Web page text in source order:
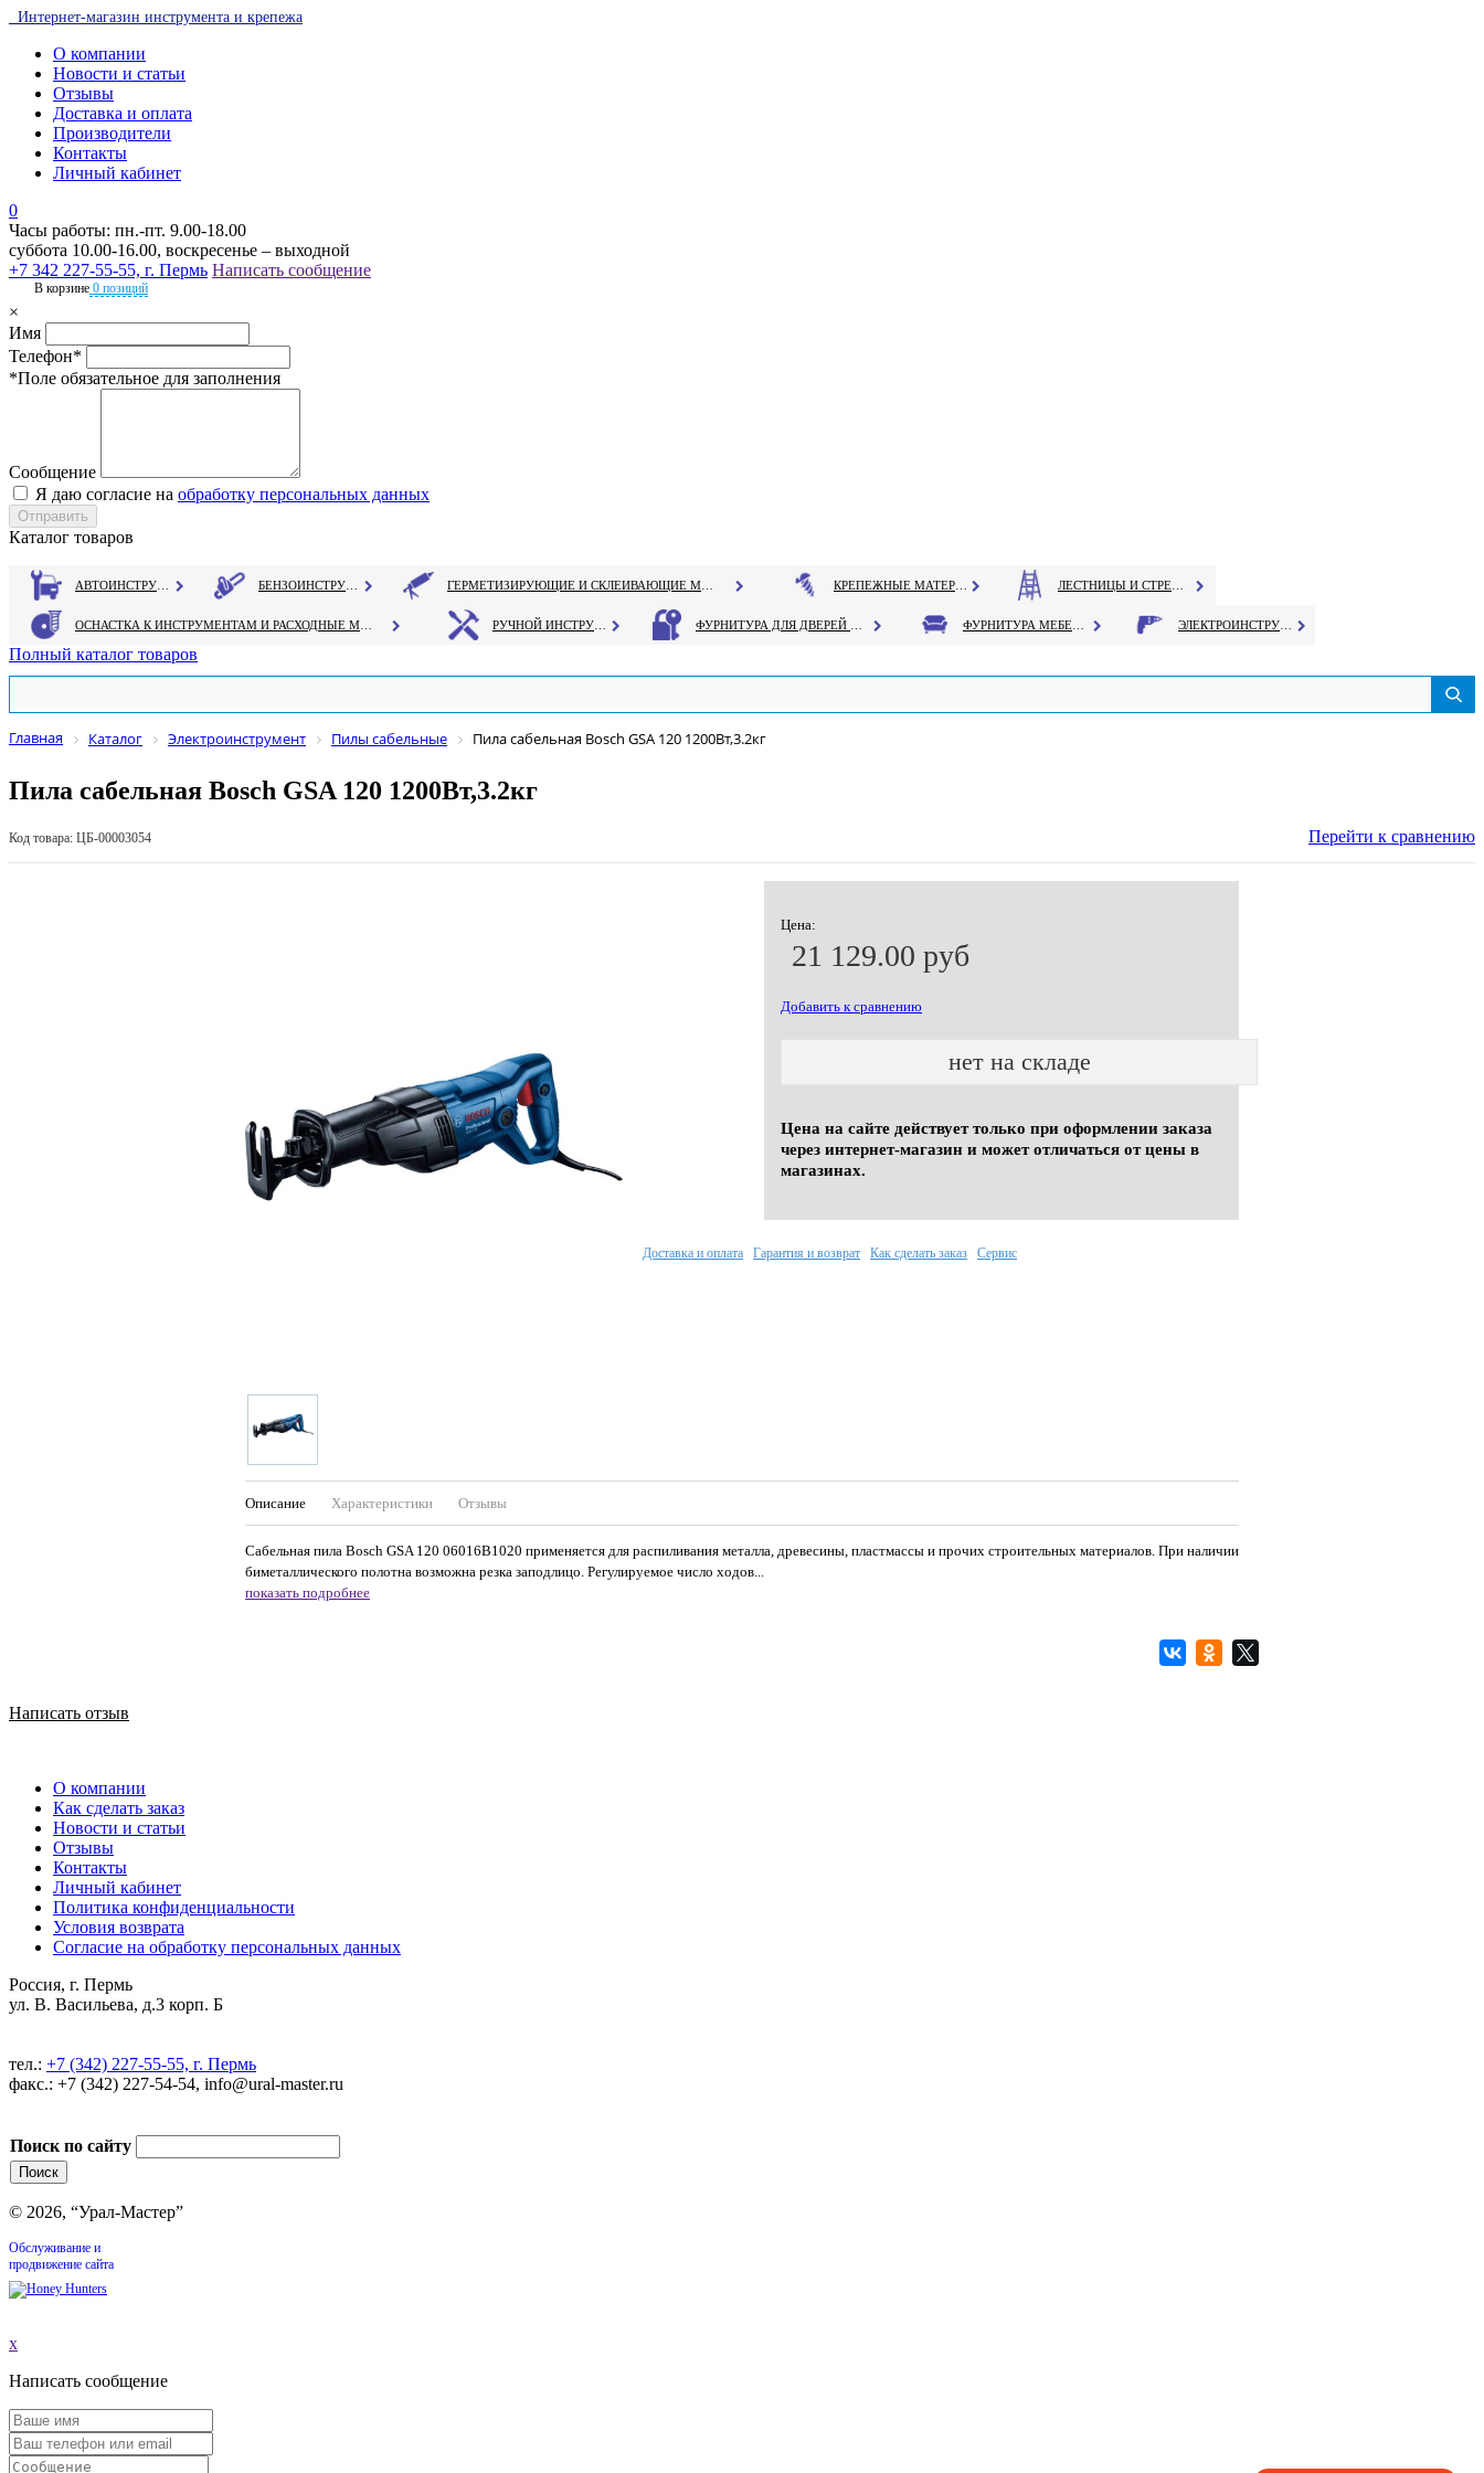
Интернет-магазин инструмента и крепежа
О компании
Новости и статьи
Отзывы
Доставка и оплата
Производители
Контакты
Личный кабинет
0
Часы работы: пн.-пт. 9.00-18.00
суббота 10.00-16.00, воскресенье – выходной
+7 342 227-55-55, г. Пермь Написать сообщение
В корзине 0 позиций
×
Имя
Телефон*
*Поле обязательное для заполнения
Сообщение
Я даю согласие на обработку персональных данных
Каталог товаров
Полный каталог товаров
Главная Каталог Электроинструмент Пилы сабельные Пила сабельная Bosch GSA 120 1200Вт,3.2кг
Пила сабельная Bosch GSA 120 1200Вт,3.2кг
Код товара: ЦБ-00003054 Перейти к сравнению
Цена:
21 129.00 руб
Добавить к сравнению
нет на складе
Цена на сайте действует только при оформлении заказа
через интернет-магазин и может отличаться от цены в
магазинах.
Описание Характеристики Отзывы
Сабельная пила Bosch GSA 120 06016B1020 применяется для распиливания металла, древесины, пластмассы и прочих строительных материалов. При наличии
биметаллического полотна возможна резка заподлицо. Регулируемое число ходов...
показать подробнее
Доставка и оплата Гарантия и возврат Как сделать заказ Сервис
Написать отзыв
О компании
Как сделать заказ
Новости и статьи
Отзывы
Контакты
Личный кабинет
Политика конфиденциальности
Условия возврата
Согласие на обработку персональных данных
Россия, г. Пермь
ул. В. Васильева, д.3 корп. Б
тел.: +7 (342) 227-55-55, г. Пермь
факс.: +7 (342) 227-54-54, info@ural-master.ru
Поиск по сайту
© 2026, “Урал-Мастер”
Обслуживание и
продвижение сайта
x
Написать сообщение